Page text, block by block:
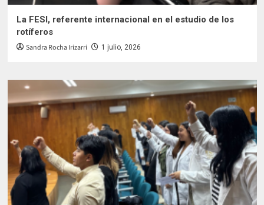
La FESI, referente internacional en el estudio de los
rotíferos
Sandra Rocha Irizarri 1 julio, 2026